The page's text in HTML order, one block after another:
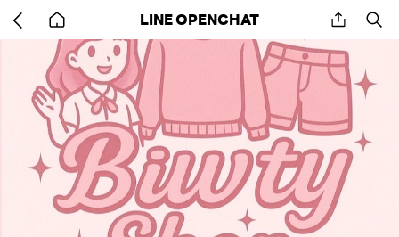
back
to
home
LINE OPENCHAT share